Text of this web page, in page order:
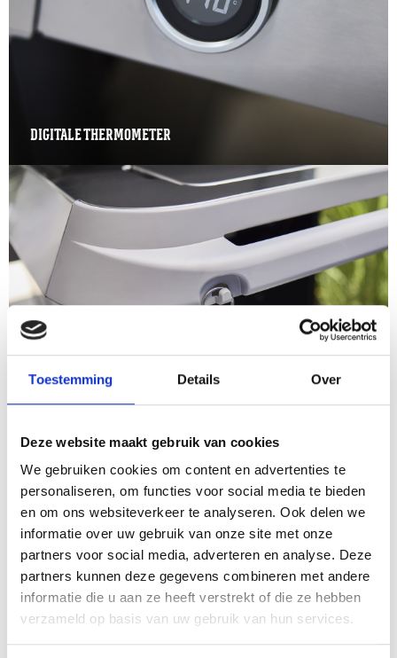
Toestemming Details Over
Deze website maakt gebruik van cookies
We gebruiken cookies om content en advertenties te
personaliseren, om functies voor social media te bieden
en om ons websiteverkeer te analyseren. Ook delen we
informatie over uw gebruik van onze site met onze
partners voor social media, adverteren en analyse. Deze
partners kunnen deze gegevens combineren met andere
informatie die u aan ze heeft verstrekt of die ze hebben
verzameld op basis van uw gebruik van hun services.
DIGITALE THERMOMETER
KLAAR VOOR DE NIEUWE WEBER CRAFTED ACCESSOIRES
OOK INTERESSANT